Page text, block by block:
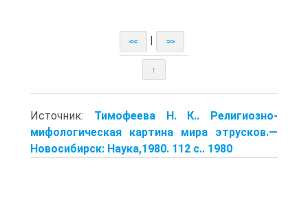
<< | >>
↑
Источник: Тимофеева Н. К.. Религиозно-
мифоло­гическая картина мира этрусков.—
Новосибирск: Наука,1980. 112 с.. 1980